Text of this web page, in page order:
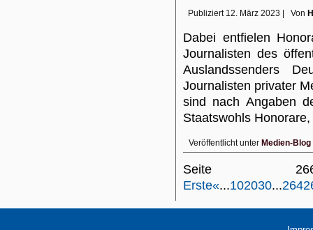
Publiziert 12. März 2023 Von
Dabei entfielen
Journalisten des
Auslandssenders
Journalisten privater
sind nach Angaben
Staatswohls
Veröffentlicht unter Medien-Blog
Seite
Erste«...102030...264